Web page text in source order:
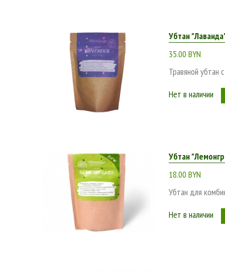
Убтан
35.00 BYN
Травяной убтан
Нет в наличии
Убтан
18.00 BYN
Убтан для
Нет в наличии